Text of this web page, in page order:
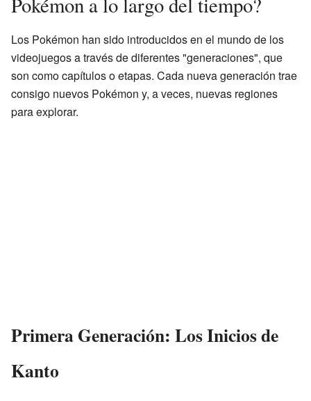
Los Pokémon han sido introducidos en el mundo de los
videojuegos a través de diferentes "generaciones", que
son como capítulos o etapas. Cada nueva generación trae
consigo nuevos Pokémon y, a veces, nuevas regiones
para explorar.
Primera Generación: Los Inicios de
Kanto